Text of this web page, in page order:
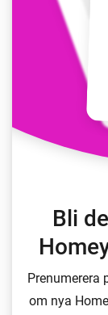
Bli
Prenumerera
om nya